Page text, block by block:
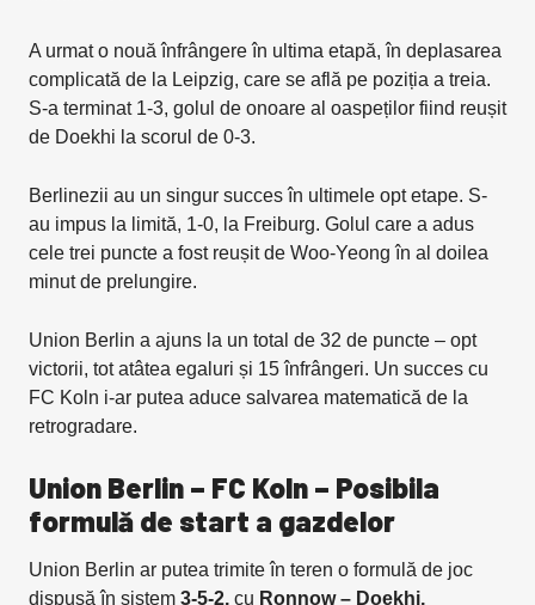
A urmat o nouă înfrângere în ultima etapă, în deplasarea
complicată de la Leipzig, care se află pe poziția a treia.
S-a terminat 1-3, golul de onoare al oaspeților fiind reușit
de Doekhi la scorul de 0-3.
Berlinezii au un singur succes în ultimele opt etape. S-
au impus la limită, 1-0, la Freiburg. Golul care a adus
cele trei puncte a fost reușit de Woo-Yeong în al doilea
minut de prelungire.
Union Berlin a ajuns la un total de 32 de puncte – opt
victorii, tot atâtea egaluri și 15 înfrângeri. Un succes cu
FC Koln i-ar putea aduce salvarea matematică de la
retrogradare.
Union Berlin – FC Koln – Posibila
formulă de start a gazdelor
Union Berlin ar putea trimite în teren o formulă de joc
dispusă în sistem 3-5-2, cu Ronnow – Doekhi,